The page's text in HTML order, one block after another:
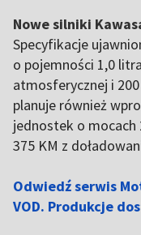
Nowe silniki
Specyfikacje
o pojemności 1,0
atmosferycznej i
planuje również
jednostek o
375 KM z
Odwiedź serwis
VOD. Produkcje